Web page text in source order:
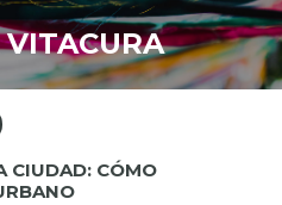
CIUDAD: CÓMO